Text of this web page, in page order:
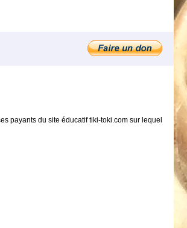
payants du site éducatif tiki-toki.com sur lequel